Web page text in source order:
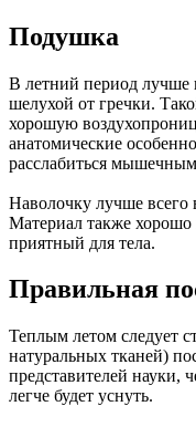
Подушка
В летний период лучше
шелухой от гречки.
хорошую
анатомические
расслабиться
Наволочку лучше всего
Материал также хорошо
приятный для тела.
Правильная
Теплым летом следует
натуральных тканей)
представителей науки,
легче будет уснуть.